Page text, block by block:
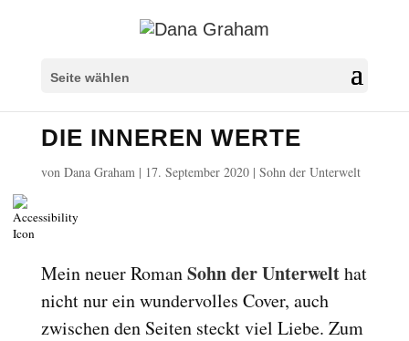
Seite wählen
DIE INNEREN WERTE
von Dana Graham| 17. September 2020| Sohn der Unterwelt
Mein neuer RomanSohn der Unterwelthat
nicht nur ein wundervolles Cover, auch
zwischen den Seiten steckt viel Liebe. Zum
Überschriften markieren
settings
zoom_out Herauszoomen
zoom_in Vergrößern
add_circle_outline
spellcheck
brightness_high Heller Kontrast
brightness_low Dunkler Kontrast